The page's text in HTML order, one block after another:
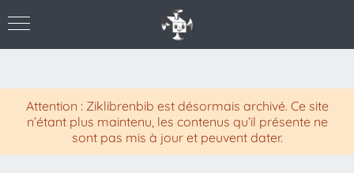
Attention : Ziklibrenbib est désormais archivé. Ce site
n’étant plus maintenu, les contenus qu’il présente ne
sont pas mis à jour et peuvent dater.